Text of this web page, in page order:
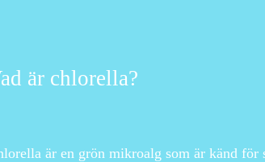
är chlorella?
är en grön mikroalg som är känd